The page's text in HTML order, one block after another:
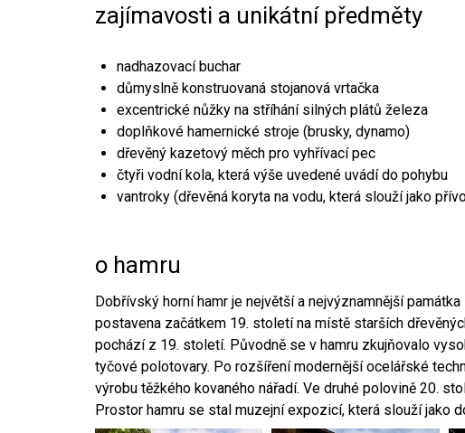
zajímavosti a unikátní předměty
nadhazovací buchar
důmyslně konstruovaná stojanová vrtačka
excentrické nůžky na stříhání silných plátů železa
doplňkové hamernické stroje (brusky, dynamo)
dřevěný kazetový měch pro vyhřívací pec
čtyři vodní kola, která výše uvedené uvádí do pohybu
vantroky (dřevěná koryta na vodu, která slouží jako
o hamru
Dobřívský horní hamr je největší a nejvýznamnější
postavena začátkem 19. století na místě starších
pochází z 19. století. Původně se v hamru zkujňovalo
tyčové polotovary. Po rozšíření modernější ocelářské
výrobu těžkého kovaného nářadí. Ve druhé polovině 20.
Prostor hamru se stal muzejní expozicí, která slouží jako